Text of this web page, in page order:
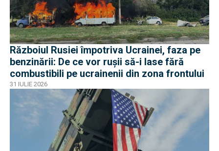
Războiul Rusiei împotriva Ucrainei, faza pe
benzinării: De ce vor rușii să-i lase fără
combustibili pe ucrainenii din zona frontului
31 IULIE 2026